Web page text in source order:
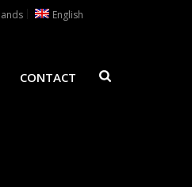
English
CONTACT